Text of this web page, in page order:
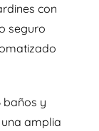
con
seguro
baños y
amplia